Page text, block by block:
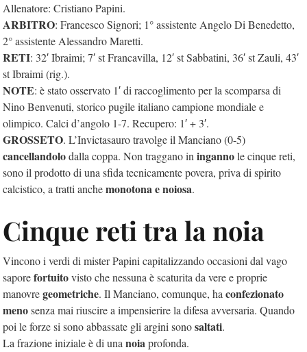
Allenatore: Cristiano Papini.
ARBITRO: Francesco Signori; 1° assistente Angelo Di Benedetto,
2° assistente Alessandro Maretti.
RETI: 32′ Ibraimi; 7′ st Francavilla, 12′ st Sabbatini, 36′ st Zauli, 43′
st Ibraimi (rig.).
NOTE: è stato osservato 1′ di raccoglimento per la scomparsa di
Nino Benvenuti, storico pugile italiano campione mondiale e
olimpico. Calci d’angolo 1-7. Recupero: 1′ + 3′.
GROSSETO. L’Invictasauro travolge il Manciano (0-5)
cancellandolodalla coppa. Non traggano iningannole cinque reti,
sono il prodotto di una sfida tecnicamente povera, priva di spirito
calcistico, a tratti anchemonotona e noiosa.
Cinque reti tra la noia
Vincono i verdi di mister Papini capitalizzando occasioni dal vago
saporefortuitovisto che nessuna è scaturita da vere e proprie
manovregeometriche. Il Manciano, comunque, haconfezionato
menosenza mai riuscire a impensierire la difesa avversaria. Quando
poi le forze si sono abbassate gli argini sonosaltati.
La frazione iniziale è di unanoiaprofonda.